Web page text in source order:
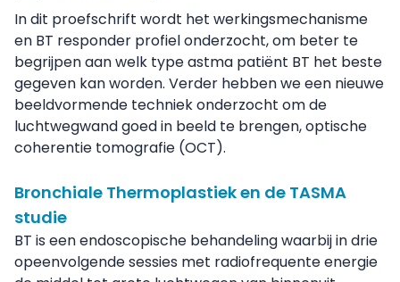
In dit proefschrift wordt het werkingsmechanisme
en BT responder profiel onderzocht, om beter te
begrijpen aan welk type astma patiënt BT het beste
gegeven kan worden. Verder hebben we een nieuwe
beeldvormende techniek onderzocht om de
luchtwegwand goed in beeld te brengen, optische
coherentie tomografie (OCT).
Bronchiale Thermoplastiek en de TASMA
studie
BT is een endoscopische behandeling waarbij in drie
opeenvolgende sessies met radiofrequente energie